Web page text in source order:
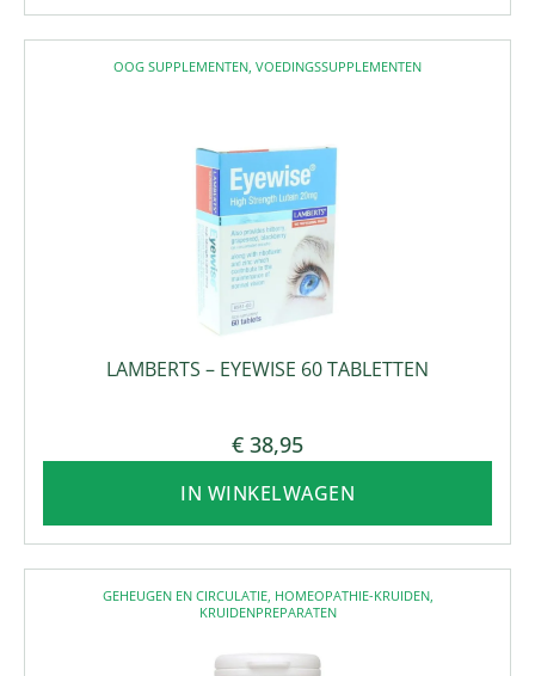
OOG SUPPLEMENTEN VOEDINGSSUPPLEMENTEN
LAMBERTS – EYEWISE 60 TABLETTEN
€ 38,95
IN WINKELWAGEN
GEHEUGEN EN CIRCULATIE, HOMEOPATHIE-KRUIDEN,
KRUIDENPREPARATEN